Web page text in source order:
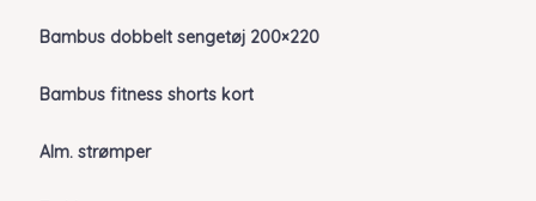
Bambus dobbelt sengetøj 200×220
Bambus fitness shorts kort
Alm. strømper